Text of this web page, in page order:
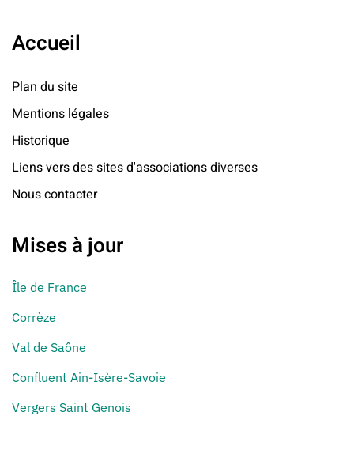
Accueil
Plan du site
Mentions légales
Historique
Liens vers des sites d'associations diverses
Nous contacter
Mises à jour
Île de France
Corrèze
Val de Saône
Confluent Ain-Isère-Savoie
Vergers Saint Genois